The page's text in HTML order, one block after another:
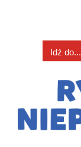
Idź do...